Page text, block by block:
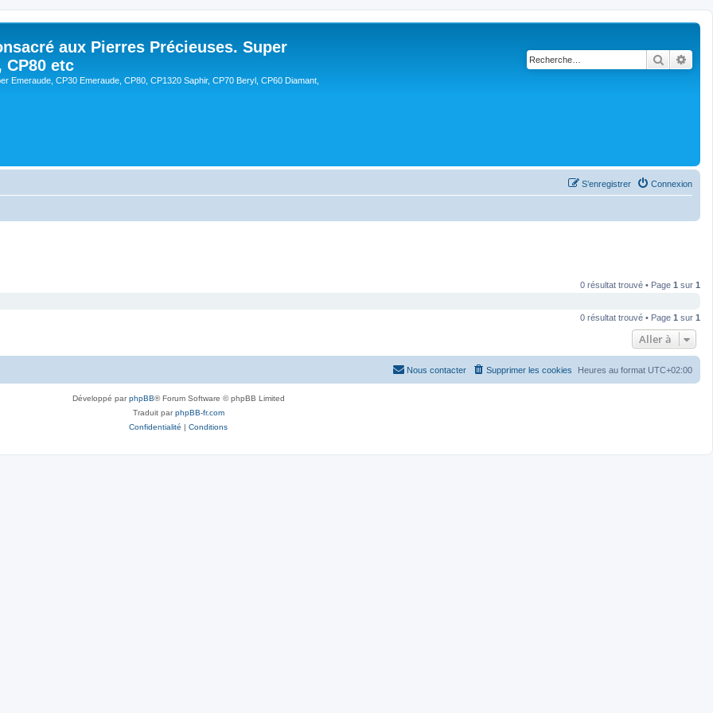
aux Pierres Précieuses. Super
CP80 etc
Emeraude, CP30 Emeraude, CP80, CP1320 Saphir, CP70 Beryl, CP60 Diamant,
Connexion
S’enregistrer
0 résultat trouvé • Page 1 sur 1
0 résultat trouvé • Page 1 sur 1
Aller à
Heures au format UTC+02:00
Supprimer les cookies
Nous contacter
Développé parphpBB® Forum Software © phpBB Limited
Traduit parphpBB-fr.com
Confidentialité | Conditions